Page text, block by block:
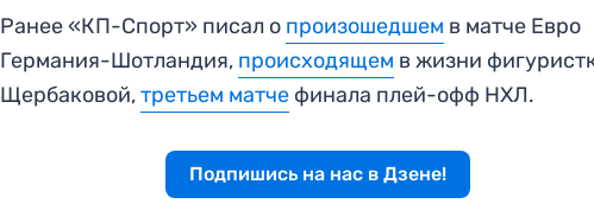
Ранее «КП-Спорт» писал о произошедшем в матче Евро
Германия-Шотландия, происходящем в жизни
Щербаковой,третьем матче финала плей-офф НХЛ.
Подпишись на нас в Дзене!